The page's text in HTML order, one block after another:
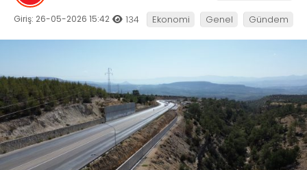
WhatsApp
İhbar Hattı
DIĞER
Giriş: 26-05-2026 15:42 134 Ekonomi Genel Gündem